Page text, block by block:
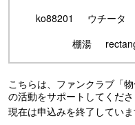
ko88201
ウチータ
棚湯
こちらは、ファンクラブ「
の活動をサポートしてくださ
現在は申込みを終了していま